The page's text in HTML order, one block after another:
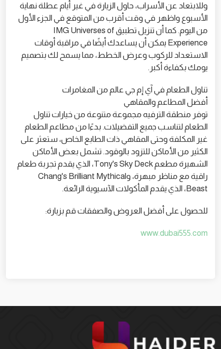
وللابتعاد عن الأسراب، حاول الزيارة في غير أيام عطلة نهاية
الأسبوع واظهر في وقت أقرب من المتوقع في الجزء الأول
من اليوم. كما أن تنزيل تطبيق IMG Universes of
Experience يمكن أن يساعدك أيضًا في مراقبة أوقات
الاستعداد للركوب وعرض الخطط، مما يسمح لك بتصميم
يومك بكفاءة أكبر.
تناول الطعام في آي إم جي عالم من المغامرات
أفضل المطاعم والمقاهي
توفر منطقة الترفيه مجموعة متنوعة من خيارات تناول
الطعام لتناسب جميع التفضيلات. بدءًا من مطاعم الطعام
غير المكلفة وحتى المقاهي ذات الطابع الخاص، ستعثر على
الكثير من الأماكن للتزود بالوقود. تشمل بعض الأماكن
الشهيرة مطعم Tony's Sky Deck، الذي يقدم تجربة طعام
راقية مع مناظر مبهرة، وChang's Brilliant Mythical
Beast، الذي يقدم المأكولات الآسيوية الرائعة.
للحصول على أفضل العروض والصفقات قم بزيارة:
www.dubai555.com